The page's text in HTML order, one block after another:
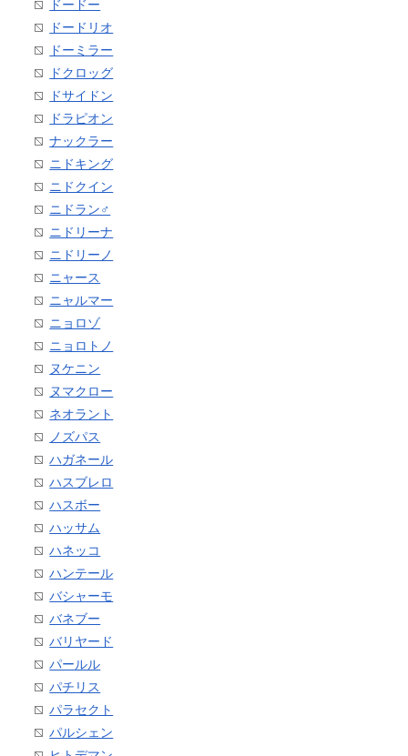
ドードー
ドードリオ
ドーミラー
ドクロッグ
ドサイドン
ドラピオン
ナックラー
ニドキング
ニドクイン
ニドラン♂
ニドリーナ
ニドリーノ
ニャース
ニャルマー
ニョロゾ
ニョロトノ
ヌケニン
ヌマクロー
ネオラント
ノズパス
ハガネール
ハスブレロ
ハスボー
ハッサム
ハネッコ
ハンテール
バシャーモ
バネブー
バリヤード
パールル
パチリス
パラセクト
パルシェン